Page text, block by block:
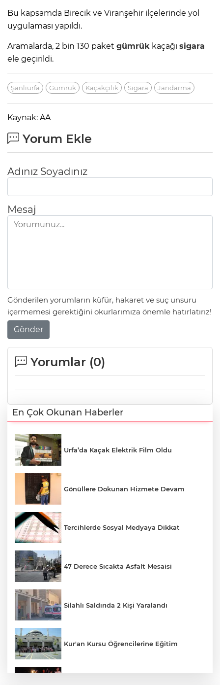
Bu kapsamda Birecik ve Viranşehir ilçelerinde yol
uygulaması yapıldı.
Aramalarda, 2 bin 130 paket gümrük kaçağı sigara
ele geçirildi.
Şanlıurfa Gümrük Kaçakçılık Sigara Jandarma
Kaynak: AA
Yorum Ekle
Adınız Soyadınız
Mesaj
Gönderilen yorumların küfür, hakaret ve suç unsuru
içermemesi gerektiğini okurlarımıza önemle hatırlatırız!
Gönder
Yorumlar (0)
En Çok Okunan Haberler
Urfa’da Kaçak Elektrik Film Oldu
Gönüllere Dokunan Hizmete Devam
Tercihlerde Sosyal Medyaya Dikkat
47 Derece Sıcakta Asfalt Mesaisi
Silahlı Saldırıda 2 Kişi Yaralandı
Kur'an Kursu Öğrencilerine Eğitim